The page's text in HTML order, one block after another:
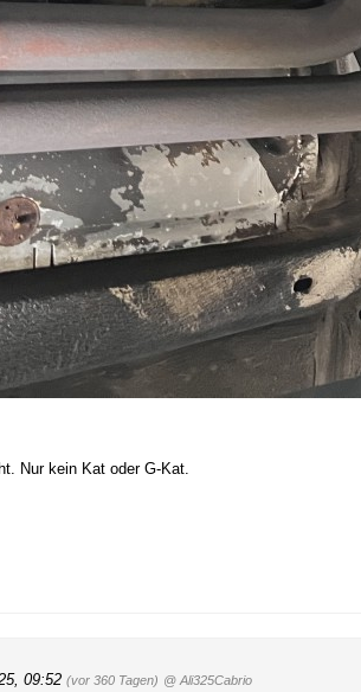
Nur kein Kat oder G-Kat.
09:52 (vor 360 Tagen) @ Ali325Cabrio